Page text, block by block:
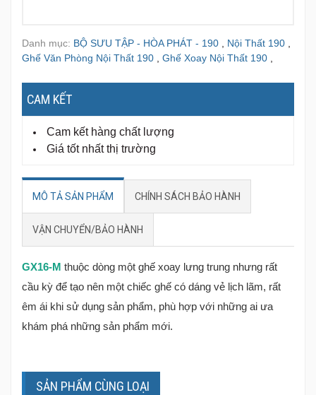
Danh mục: BỘ SƯU TẬP - HÒA PHÁT - 190 , Nội Thất 190 ,
Ghế Văn Phòng Nội Thất 190 , Ghế Xoay Nội Thất 190 ,
CAM KẾT
Cam kết hàng chất lượng
Giá tốt nhất thị trường
MÔ TẢ SẢN PHẨM CHÍNH SÁCH BẢO HÀNH
VẬN CHUYỂN/BẢO HÀNH
GX16-M thuộc dòng một ghế xoay lưng trung nhưng rất
cầu kỳ để tạo nên một chiếc ghế có dáng vẻ lịch lãm, rất
êm ái khi sử dụng sản phẩm, phù hợp với những ai ưa
khám phá những sản phẩm mới.
SẢN PHẨM CÙNG LOẠI